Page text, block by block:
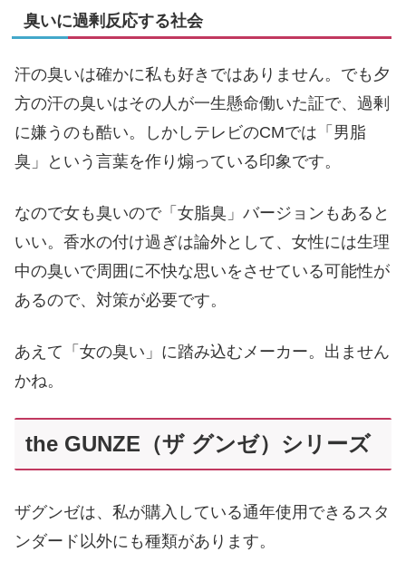
臭いに過剰反応する社会
汗の臭いは確かに私も好きではありません。でも夕
方の汗の臭いはその人が一生懸命働いた証で、過剰
に嫌うのも酷い。しかしテレビのCMでは「男脂
臭」という言葉を作り煽っている印象です。
なので女も臭いので「女脂臭」バージョンもあると
いい。香水の付け過ぎは論外として、女性には生理
中の臭いで周囲に不快な思いをさせている可能性が
あるので、対策が必要です。
あえて「女の臭い」に踏み込むメーカー。出ません
かね。
the GUNZE（ザ グンゼ）シリーズ
ザグンゼは、私が購入している通年使用できるスタ
ンダード以外にも種類があります。